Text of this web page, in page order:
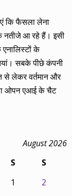
कि फैसला लेना
नतीजे आ रहे हैं। इसी
के
सबके पीछे कंपनी
से लेकर वर्तमान और
ओपन एआई के चैट
August 2026
S
S
1
2